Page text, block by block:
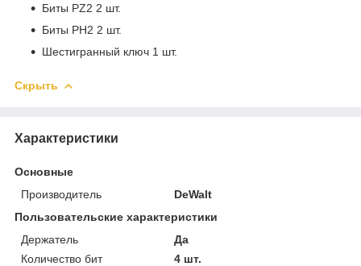
Биты PZ2 2 шт.
Биты PH2 2 шт.
Шестигранный ключ 1 шт.
Скрыть
Характеристики
Основные
Производитель
DeWalt
Пользовательские характеристики
Держатель
Да
Количество бит
4 шт.